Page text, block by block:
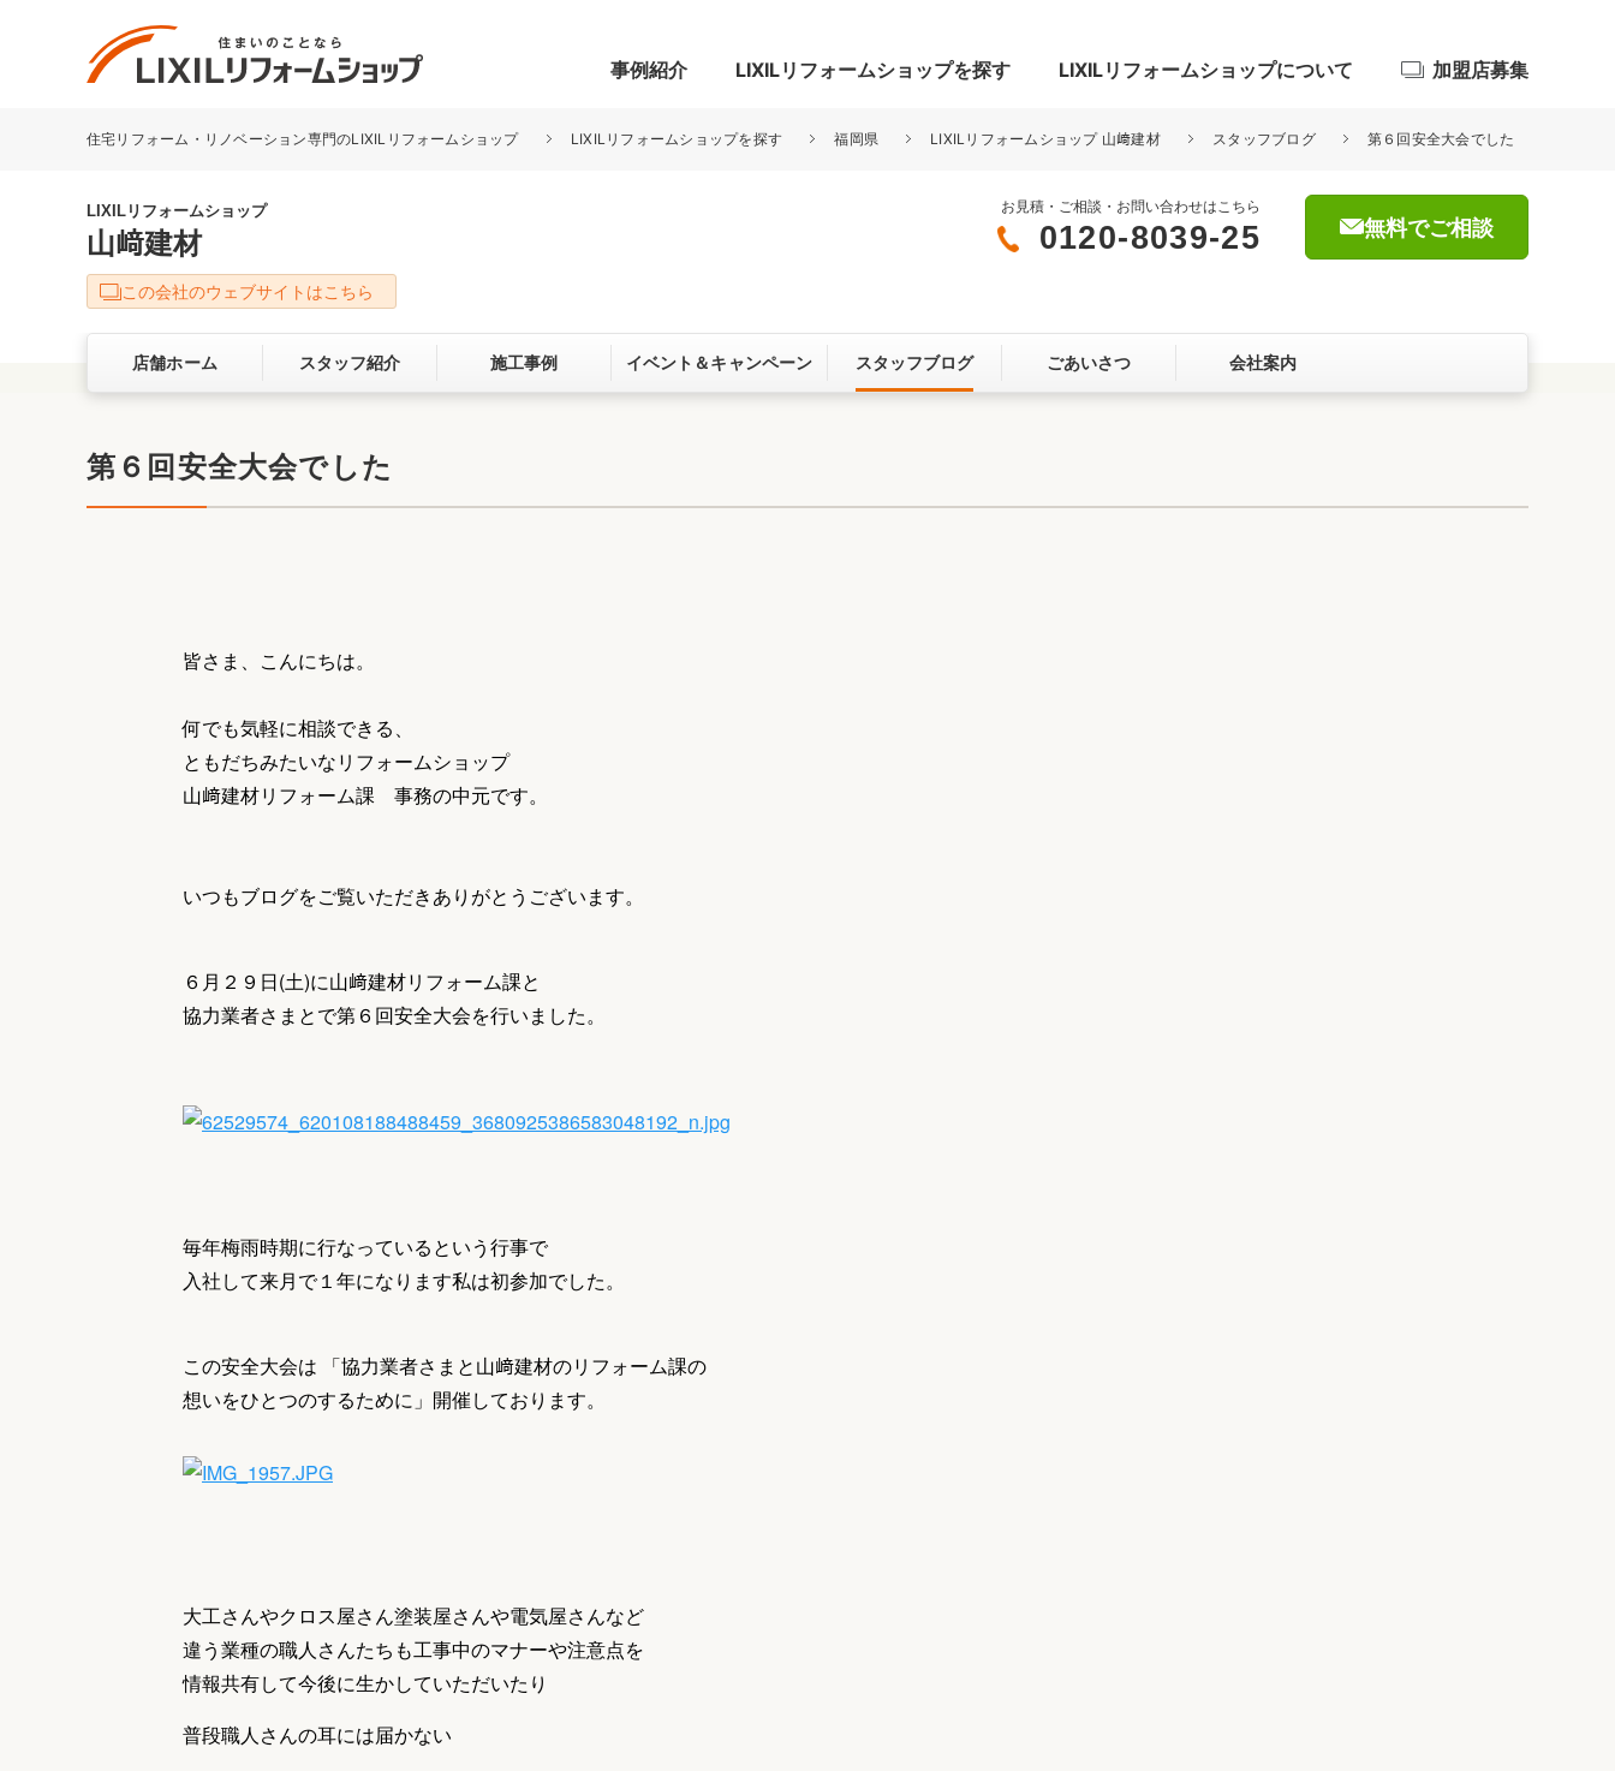
事例紹介
リフォーム事例を探す
キッチン
洗面化粧室 トイレ 玄関まわり 門まわり 屋根・外壁
ベランダ・バルコニー ガーデンスペース カースペース
お客さまの声
LIXILリフォームショップを探す LIXILリフォームショップについて
LIXILリフォームショップについて
サービス向上・品質改善の取り組み お客さま満足度アンケート
ここちいい暮らしをつくる、価値・性能向上
加盟店募集
住宅リフォーム・リノベーション専門のLIXILリフォームショップ LIXILリフォームショップを探す 福岡県 LIXILリフォームショップ 山﨑建材 スタッフブログ 第６回安全大会でした
LIXILリフォームショップ
山﨑建材
お見積・ご相談・お問い合わせはこちら
0120-8039-25 無料でご相談
この会社のウェブサイトはこちら
店舗ホーム スタッフ紹介 施工事例 イベント＆キャンペーン スタッフブログ ごあいさつ 会社案内
第６回安全大会でした
皆さま、こんにちは。
何でも気軽に相談できる、
ともだちみたいなリフォームショップ
山﨑建材リフォーム課 事務の中元です。
いつもブログをご覧いただきありがとうございます。
６月２９日(土)に山﨑建材リフォーム課と
協力業者さまとで第６回安全大会を行いました。
毎年梅雨時期に行なっているという行事で
入社して来月で１年になります私は初参加でした。
この安全大会は 「協力業者さまと山﨑建材のリフォーム課の
想いをひとつのするために」開催しております。
大工さんやクロス屋さん塗装屋さんや電気屋さんなど
違う業種の職人さんたちも工事中のマナーや注意点を
情報共有して今後に生かしていただいたり
普段職人さんの耳には届かない